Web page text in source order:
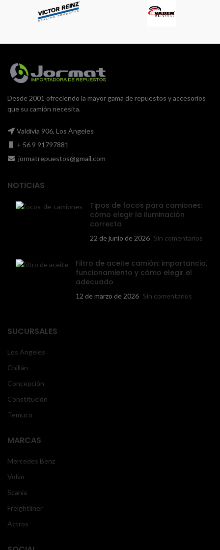
Desde 2001 ofreciendo la mayor gama de repuestos y accesorios
que su camión necesita.
Valdivia 906, Los Ángeles
+ 56 9 91797881
jormatrepuestos@gmail.com
NOTICIAS
Tipos de focos para camiones:
cómo elegir la iluminación
correcta
22 de junio de 2026 Sin comentarios
Filtro de aceite camión: importancia,
funcionamiento y cómo elegir el
adecuado
12 de marzo de 2026 Sin comentarios
SUCURSALES
Los Ángeles
Chillán
Concepción
Constitución
Temuco
MARCAS
Mercedes Benz
Volvo
Scania
Freightliner
Actros